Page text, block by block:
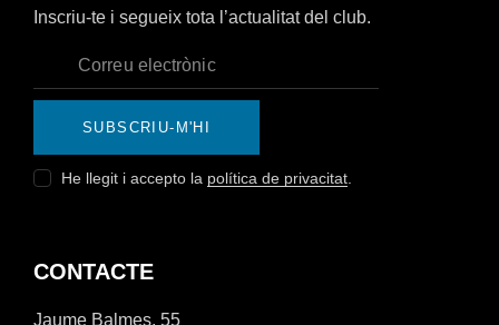
Inscriu-te i segueix tota l’actualitat del club.
SUBSCRIU-M'HI
He llegit i accepto la política de privacitat
CONTACTE
Jaume Balmes, 55